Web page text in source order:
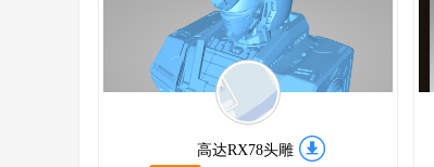
高达RX78头雕